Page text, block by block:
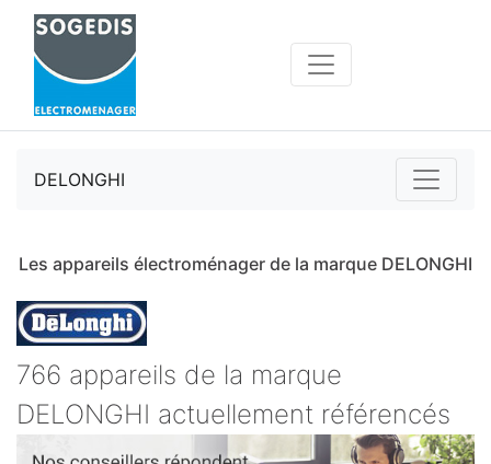
DELONGHI
Les appareils électroménager de la marque DELONGHI
766 appareils de la marque
DELONGHI actuellement référencés